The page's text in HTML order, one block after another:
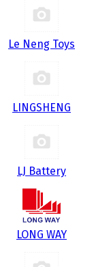
Le Neng Toys
LINGSHENG
LJ Battery
LONG WAY